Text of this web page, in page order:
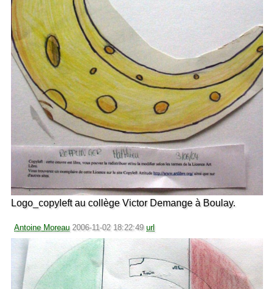
Logo_copyleft au collège Victor Demange à Boulay.
Antoine Moreau 2006-11-02 18:22:49 url